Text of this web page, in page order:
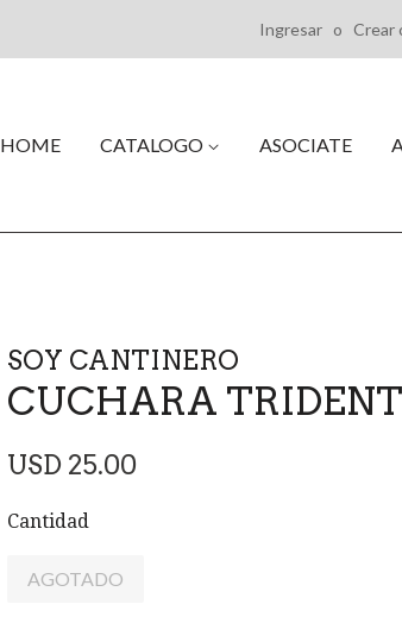
Ingresar o Crear
HOME CATALOGO ASOCIATE
SOY CANTINERO
CUCHARA
Precio
USD 25.00
Cantidad
AGOTADO